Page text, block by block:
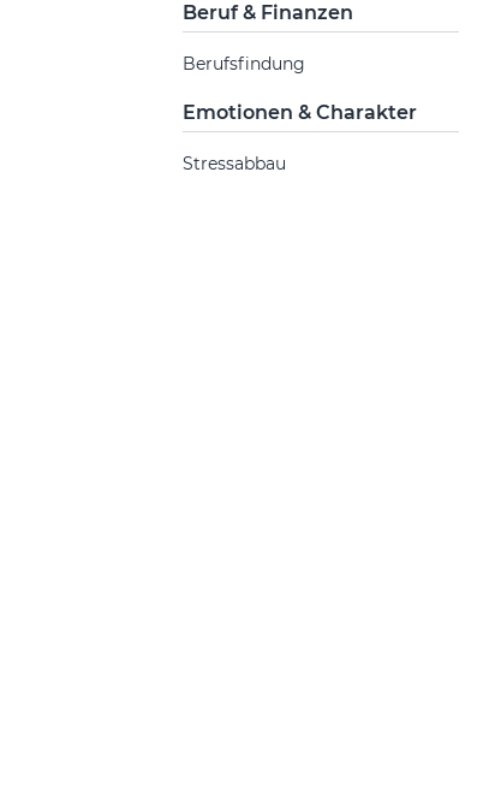
Beruf & Finanzen
Berufsfindung
Emotionen & Charakter
Stressabbau